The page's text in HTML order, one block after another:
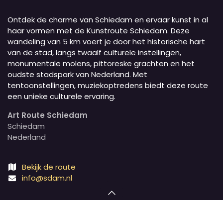
Ontdek de charme van Schiedam en ervaar kunst in al
haar vormen met de Kunstroute Schiedam. Deze
wandeling van 5 km voert je door het historische hart
van de stad, langs twaalf culturele instellingen,
monumentale molens, pittoreske grachten en het
oudste stadspark van Nederland. Met
tentoonstellingen, muziekoptredens biedt deze route
een unieke culturele ervaring.
Art Route Schiedam
Schiedam
Nederland
Bekijk de route
info@sdam.nl